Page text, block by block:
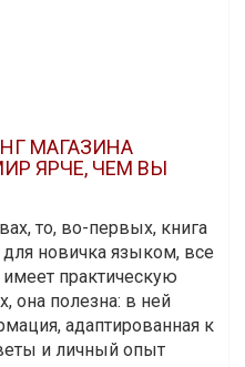
МАГАЗИНА
ЯРЧЕ, ЧЕМ ВЫ
то, во-первых, книга
новичка языком, все
практическую
она полезна: в ней
адаптированная к
и личный опыт